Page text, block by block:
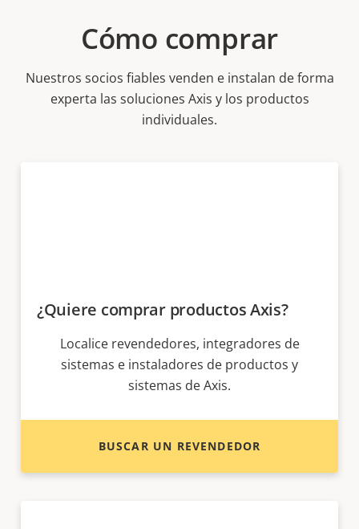
Cómo comprar
Nuestros socios fiables venden e instalan de forma
experta las soluciones Axis y los productos
individuales.
¿Quiere comprar productos Axis?
Localice revendedores, integradores de
sistemas e instaladores de productos y
sistemas de Axis.
BUSCAR UN REVENDEDOR